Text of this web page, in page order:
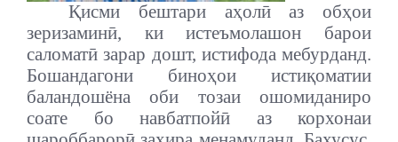
Қисми бештари аҳолӣ аз обҳои
зеризаминӣ, ки истеъмолашон барои
саломатӣ зарар дошт, истифода мебурданд.
Бошандагони биноҳои истиқоматии
баландошёна оби тозаи ошомиданиро
соате бо навбатпойӣ аз корхонаи